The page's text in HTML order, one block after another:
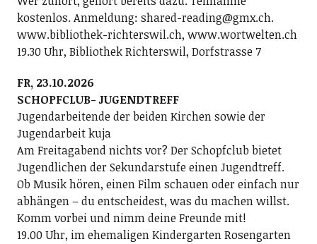
kostenlos. Anmeldung: shared-reading@gmx.ch.
www.bibliothek-richterswil.ch, www.wortwelten.ch
19.30 Uhr, Bibliothek Richterswil, Dorfstrasse 7
FR, 23.10.2026
SCHOPFCLUB- JUGENDTREFF
Jugendarbeitende der beiden Kirchen sowie der
Jugendarbeit kuja
Am Freitagabend nichts vor? Der Schopfclub bietet
Jugendlichen der Sekundarstufe einen Jugendtreff.
Ob Musik hören, einen Film schauen oder einfach nur
abhängen – du entscheidest, was du machen willst.
Komm vorbei und nimm deine Freunde mit!
19.00 Uhr, im ehemaligen Kindergarten Rosengarten